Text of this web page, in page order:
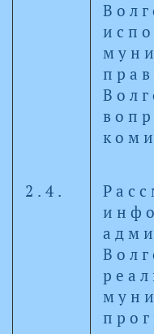
2.4.